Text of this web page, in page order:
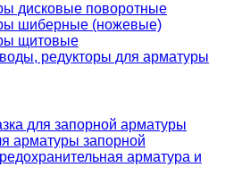
дисковые поворотные
шиберные (ножевые)
щитовые
редукторы для арматуры
для запорной арматуры
арматуры запорной
арматура и